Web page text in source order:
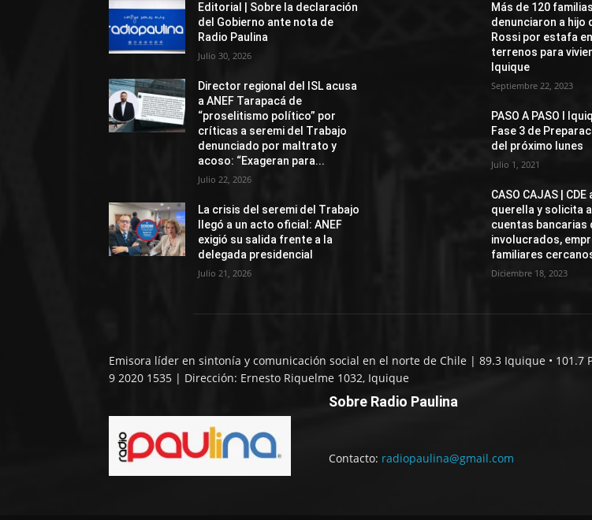
Editorial | Sobre la declaración
del Gobierno ante nota de
Radio Paulina
Julio 30, 2026
Director regional del ISL acusa
a ANEF Tarapacá de
“proselitismo político” por
críticas a seremi del Trabajo
denunciado por maltrato y
acoso: “Exageran para...
Julio 22, 2026
La crisis del seremi del Trabajo
llegó a un acto oficial: ANEF
exigió su salida frente a la
delegada presidencial
Julio 21, 2026
Más de 120 familias
denunciaron a hijo
Rossi por estafa
terrenos para
Iquique
Septiembre 22, 2023
PASO A PASO I
Fase 3 de
del próximo lunes
Julio 1, 2021
CASO CAJAS | CDE
querella y solicita
cuentas bancarias
involucrados,
familiares
Diciembre 18, 2023
Emisora líder en sintonía y comunicación social en el norte de Chile | 89.3 Iquique • 101.7
9 2020 1535 | Dirección: Ernesto Riquelme 1032, Iquique
Sobre Radio Paulina
Contacto: radiopaulina@gmail.com